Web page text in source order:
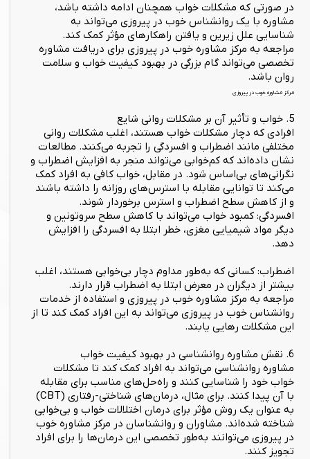
در صورتی که مشکلات خواب همچنان ادامه داشته باشد،
مشاوره با یک روانشناس خوب در پیروزی می‌تواند به
شناسایی علل زیرین و یافتن راهکارهای مؤثر کمک کند.
مراجعه به مرکز مشاوره خوب در پیروزی برای دریافت مشاوره
تخصصی می‌تواند گام بزرگی در بهبود کیفیت خواب و سلامت
روان باشد.
مرکز مشاوره خوب در پیروزی
5. خواب و تأثیر آن بر مشکلات روانی شایع
افرادی که دچار مشکلات خواب هستند، اغلب مشکلات روانی
مختلفی مانند اضطراب و افسردگی را تجربه می‌کنند. مطالعات
نشان داده‌اند که کم‌خوابی می‌تواند منجر به افزایش اضطراب و
نگرانی‌های بی‌اساس شود. در مقابل، خواب کافی به افراد کمک
می‌کند تا توانایی مقابله با استرس‌های روزانه را داشته باشند
و از کاهش سطح اضطراب و استرس برخوردار شوند.
افسردگی: کمبود خواب می‌تواند با کاهش سطح سروتونین و
دیگر مواد شیمیایی مغزی، خطر ابتلا به افسردگی را افزایش
دهد.
اضطراب: کسانی که به‌طور مداوم دچار بی‌خوابی هستند، اغلب
بیشتر از دیگران در معرض ابتلا به اضطراب قرار دارند.
مراجعه به مرکز مشاوره خوب در پیروزی و استفاده از خدمات
روانشناس خوب در پیروزی می‌تواند به این افراد کمک کند تا از
این مشکلات رهایی یابند.
6. نقش مشاوره روانشناسی در بهبود کیفیت خواب
مشاوره روانشناسی می‌تواند به افراد کمک کند تا مشکلات
خواب خود را شناسایی کنند و راه‌حل‌های مناسب برای مقابله
با آن پیدا کنند. برای مثال، درمان‌های شناختی-رفتاری (CBT)
به عنوان یک روش مؤثر برای درمان اختلالات خواب و بی‌خوابی
شناخته شده‌اند. مشاوران و روانشناسان در مرکز مشاوره خوب
در پیروزی می‌توانند به‌طور تخصصی این درمان‌ها را برای افراد
تجویز کنند.